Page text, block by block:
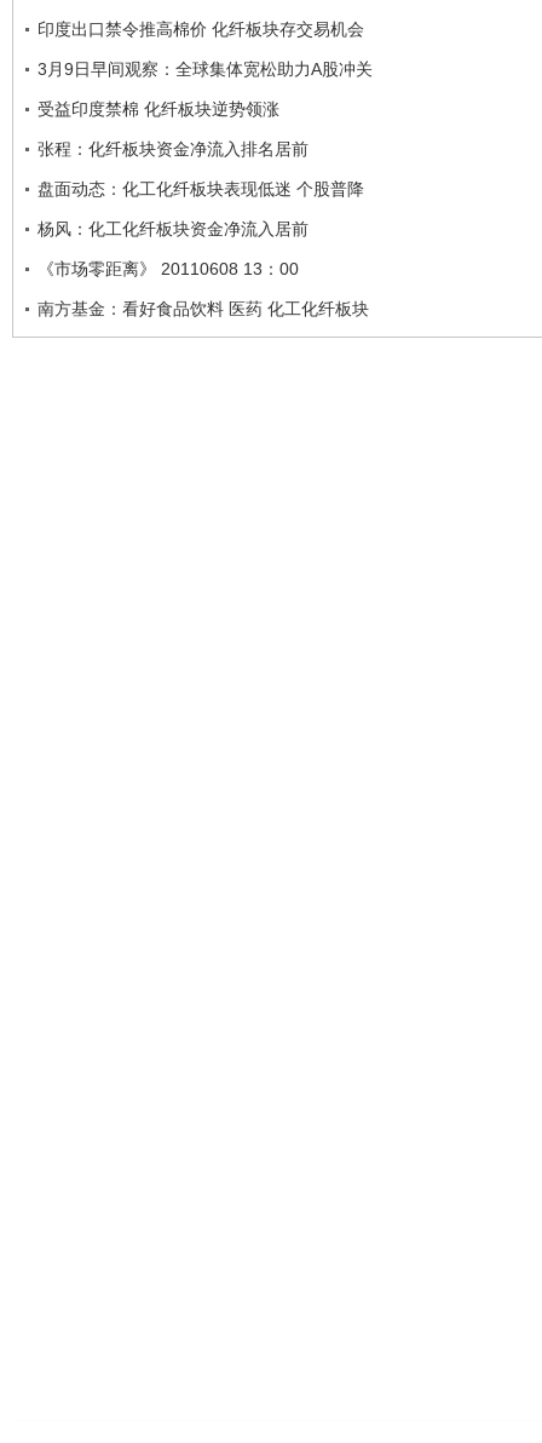
印度出口禁令推高棉价 化纤板块存交易机会
3月9日早间观察：全球集体宽松助力A股冲关
受益印度禁棉 化纤板块逆势领涨
张程：化纤板块资金净流入排名居前
盘面动态：化工化纤板块表现低迷 个股普降
杨风：化工化纤板块资金净流入居前
《市场零距离》 20110608 13：00
南方基金：看好食品饮料 医药 化工化纤板块